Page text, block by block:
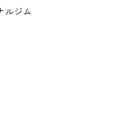
ルジム